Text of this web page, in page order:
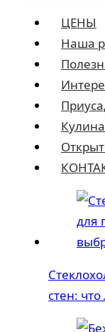
ЦЕНЫ
Наша
стен: